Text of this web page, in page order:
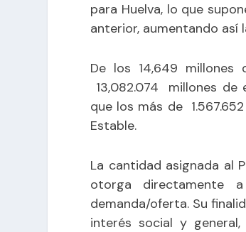
para Huelva, lo que
anterior, aumentando así
De los 14,649
13,082.074 millones de
que los más de
Estable.
La cantidad asignada al
otorga directamente
demanda/oferta. Su
interés social y